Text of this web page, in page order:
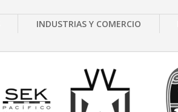
INDUSTRIAS Y COMERCIO